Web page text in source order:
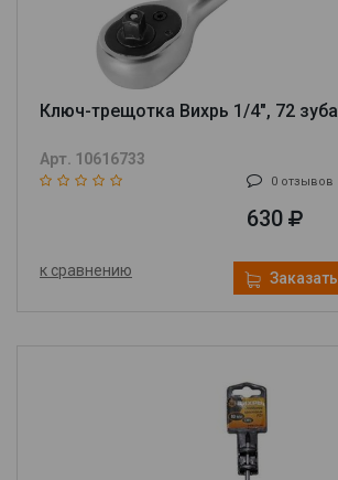
Ключ-трещотка Вихрь 1/4", 72 зуба
Арт. 10616733
0 отзывов
630
к сравнению Заказать